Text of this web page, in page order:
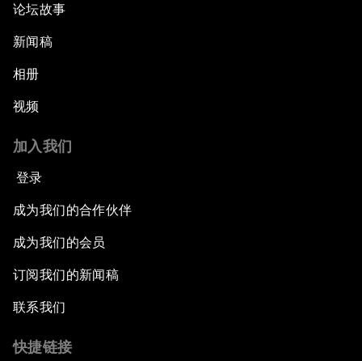
论坛故事
新闻稿
相册
视频
加入我们
登录
成为我们的合作伙伴
成为我们的会员
订阅我们的新闻稿
联系我们
快捷链接